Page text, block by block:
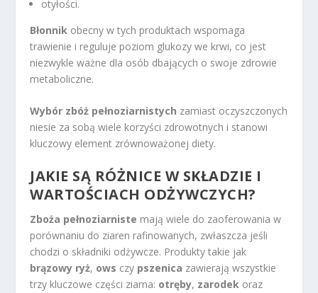
otyłości.
Błonnik obecny w tych produktach wspomaga
trawienie i reguluje poziom glukozy we krwi, co jest
niezwykle ważne dla osób dbających o swoje zdrowie
metaboliczne.
Wybór zbóż pełnoziarnistych zamiast oczyszczonych
niesie za sobą wiele korzyści zdrowotnych i stanowi
kluczowy element zrównoważonej diety.
JAKIE SĄ RÓŻNICE W SKŁADZIE I
WARTOŚCIACH ODŻYWCZYCH?
Zboża pełnoziarniste mają wiele do zaoferowania w
porównaniu do ziaren rafinowanych, zwłaszcza jeśli
chodzi o składniki odżywcze. Produkty takie jak
brązowy ryż, ows czy pszenica zawierają wszystkie
trzy kluczowe części ziarna: otręby, zarodek oraz